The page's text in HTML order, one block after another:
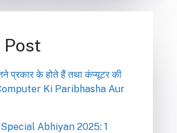
प्रकार के होते हैं तथा कंप्यूटर की
Computer Ki Paribhasha Aur
Abhiyan 2025: 1